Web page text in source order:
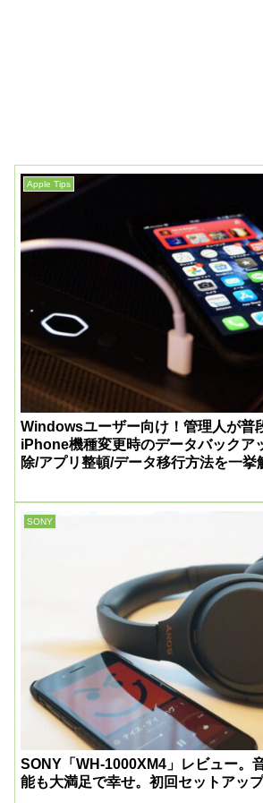
Apple Tips
Windowsユーザー向け！管理人が普
iPhone機種変更時のデータバックア
除/アプリ整頓/データ移行方法を一挙
SONY
SONY「WH-1000XM4」レビュー。
能も大満足で幸せ。初回セットアッ